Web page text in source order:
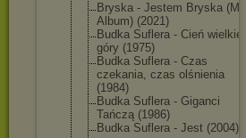
Bryska - Jestem Bryska (Mini
Album) (2021)
Budka Suflera - Cień wielkiej
góry (1975)
Budka Suflera - Czas
czekania, czas olśnienia
(1984)
Budka Suflera - Giganci
Tańczą (1986)
Budka Suflera - Jest (2004)